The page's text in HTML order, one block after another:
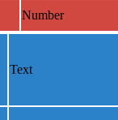
Number
Text